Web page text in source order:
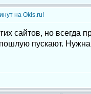
на Okis.ru!
сайтов, но всегда
пускают. Нужна